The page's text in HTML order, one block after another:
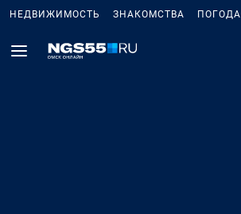
НЕДВИЖИМОСТЬ ЗНАКОМСТВА ПОГОДА